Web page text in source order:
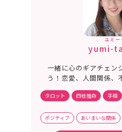
ユミー
yumi-ta
一緒に心のギアチェン
う！恋愛、人間関係、
をもとに、ご相談者様
なたを応援します、未
タロット 四柱推命 手相
ポジティブ あいまいな関係